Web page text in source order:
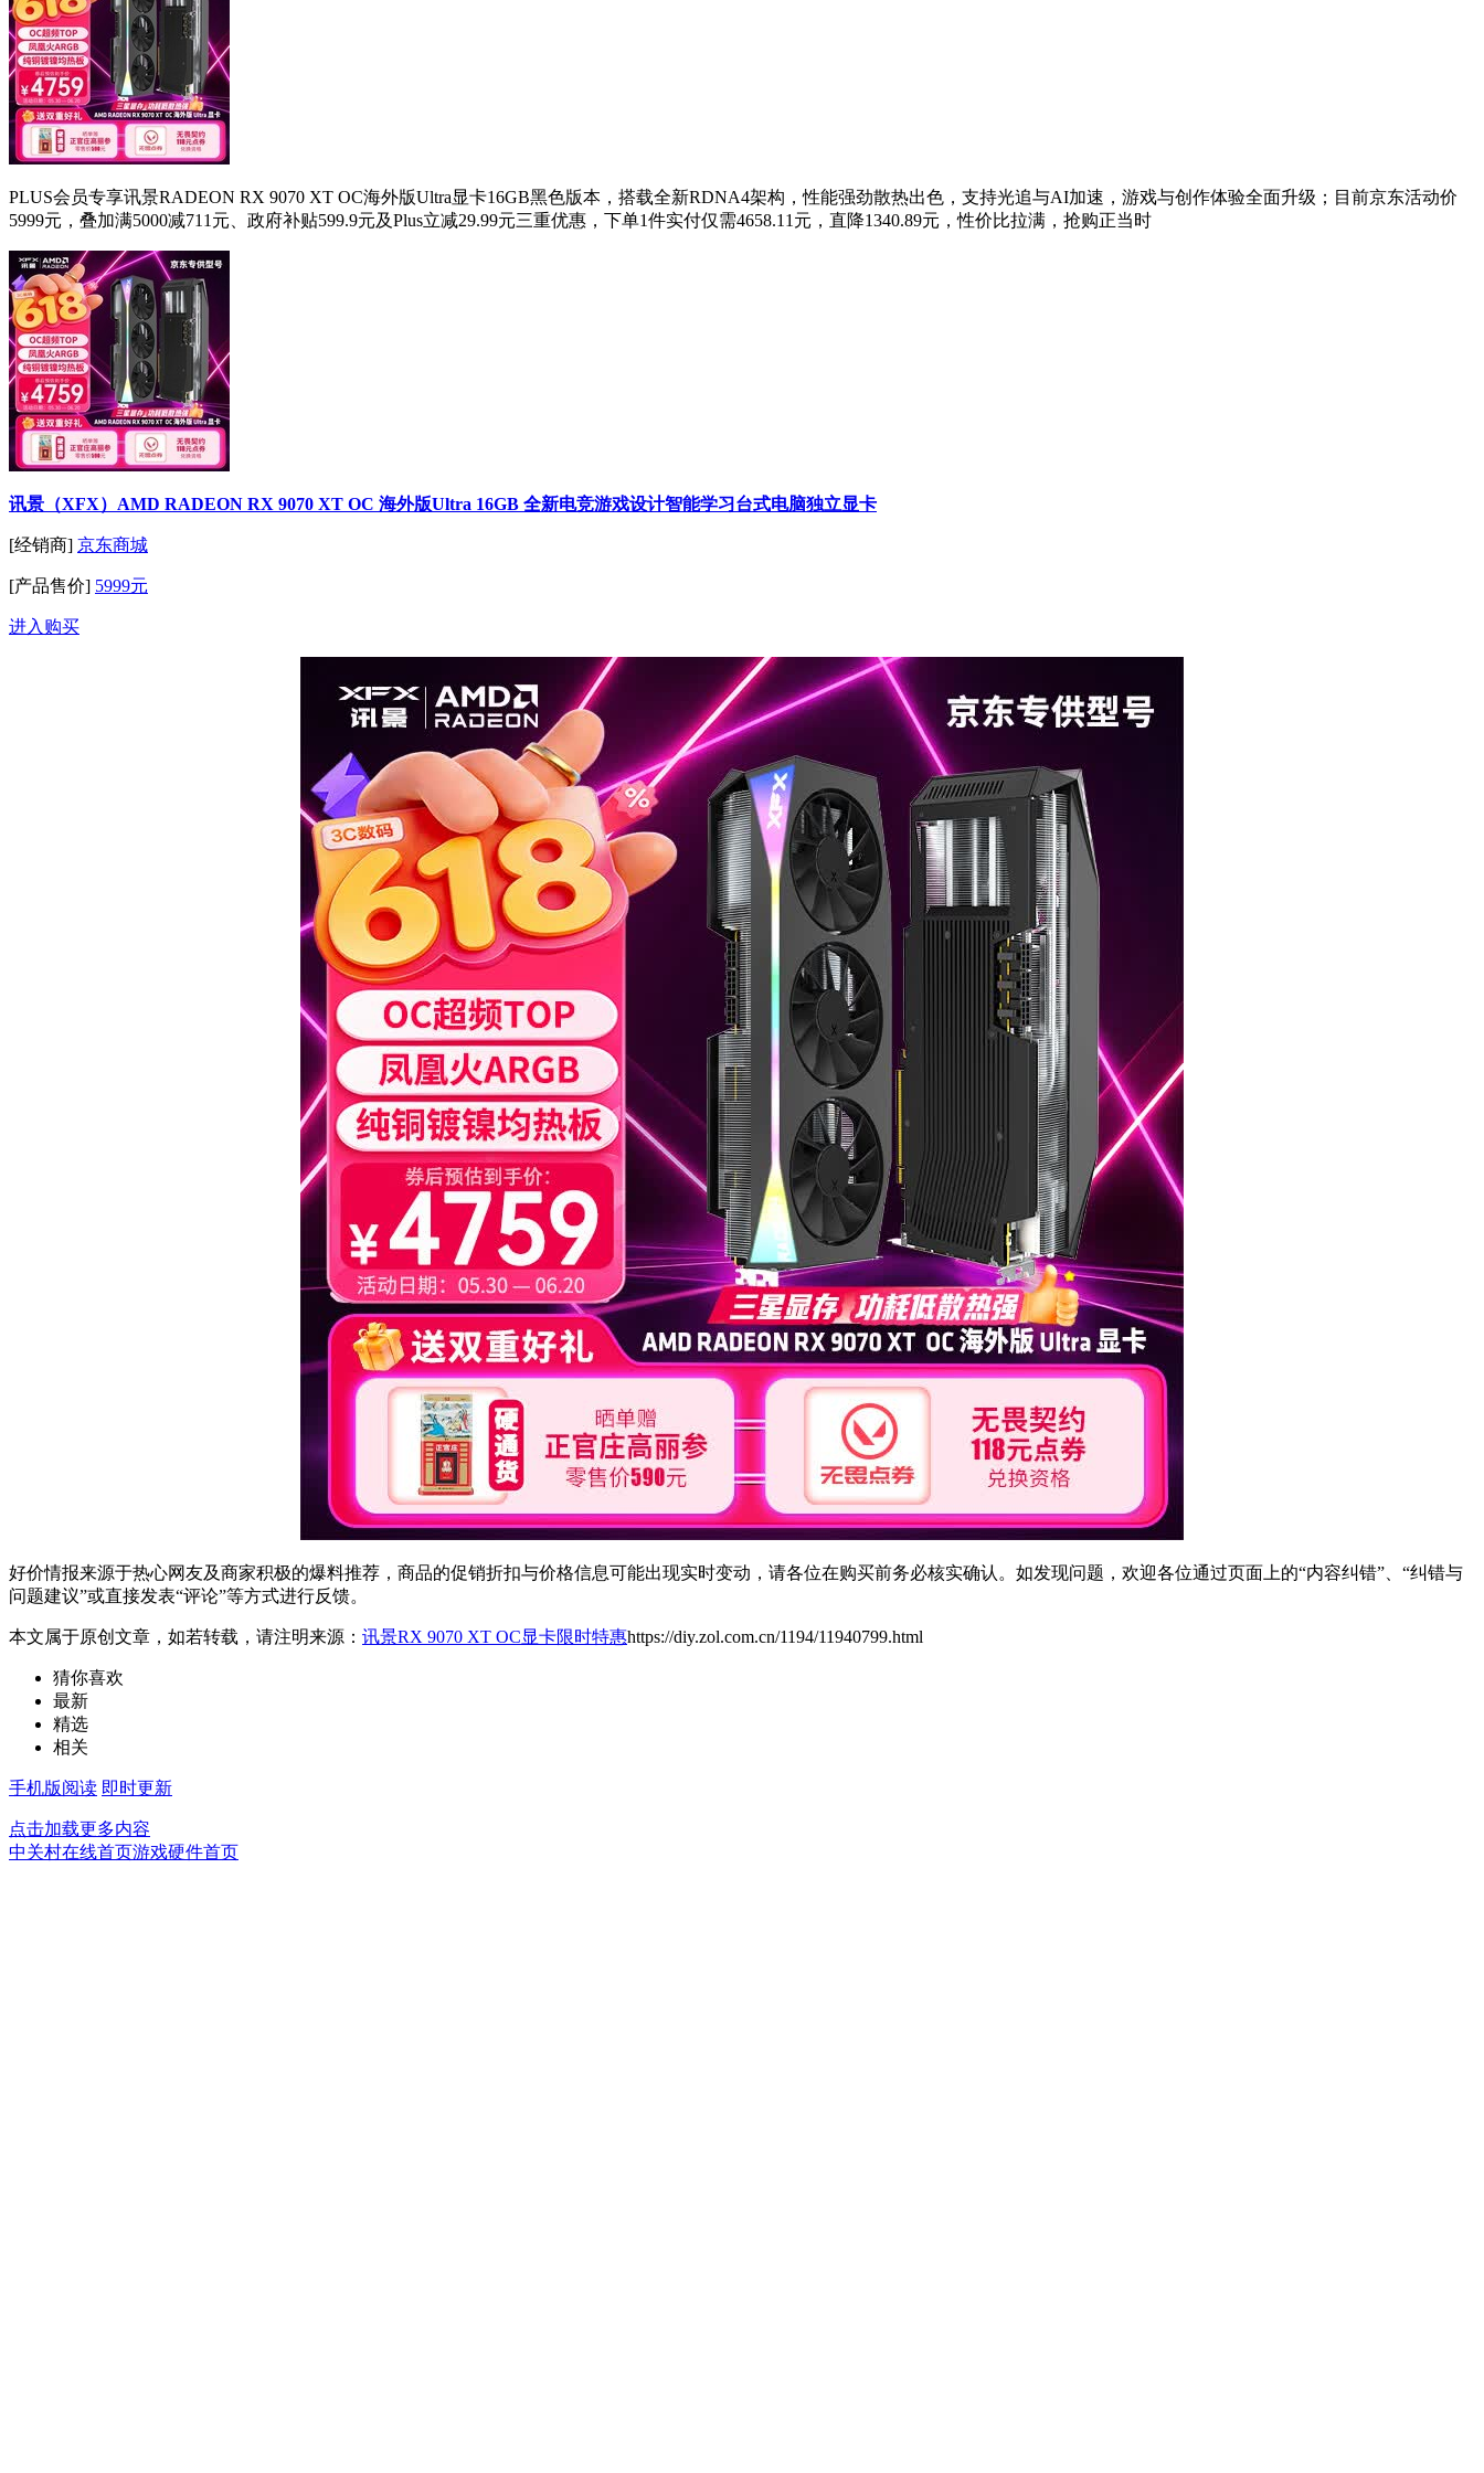
PLUS会员专享讯景RADEON RX 9070 XT OC海外版Ultra显卡16GB黑色版本，搭载全新RDNA4架构，性能强劲散热出色，支持光追与AI加速，游戏与创作体验全面升级；目前京东活动价
5999元，叠加满5000减711元、政府补贴599.9元及Plus立减29.99元三重优惠，下单1件实付仅需4658.11元，直降1340.89元，性价比拉满，抢购正当时
讯景（XFX）AMD RADEON RX 9070 XT OC 海外版Ultra 16GB 全新电竞游戏设计智能学习台式电脑独立显卡
[经销商] 京东商城
[产品售价] 5999元
进入购买
好价情报来源于热心网友及商家积极的爆料推荐，商品的促销折扣与价格信息可能出现实时变动，请各位在购买前务必核实确认。如发现问题，欢迎各位通过页面上的“内容纠错”、“纠错与
问题建议”或直接发表“评论”等方式进行反馈。
本文属于原创文章，如若转载，请注明来源： 讯景RX 9070 XT OC显卡限时特惠https://diy.zol.com.cn/1194/11940799.html
猜你喜欢
最新
精选
相关
手机版阅读 即时更新
点击加载更多内容
中关村在线首页游戏硬件首页